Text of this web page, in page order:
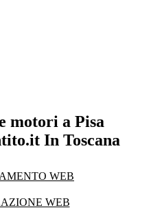
motori a Pisa
In Toscana
WEB
WEB